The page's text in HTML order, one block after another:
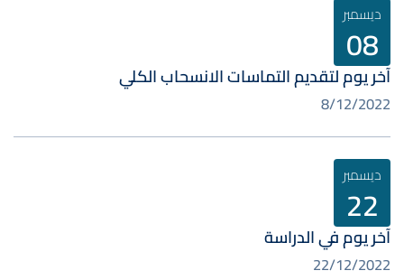
ديسمبر
08
آخر يوم لتقديم التماسات الانسحاب الكلي
8/12/2022
ديسمبر
22
آخر يوم في الدراسة
22/12/2022